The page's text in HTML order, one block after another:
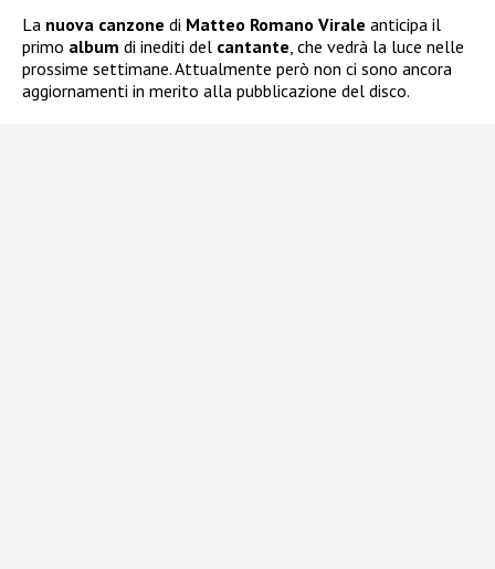
La nuova canzone di Matteo Romano Virale anticipa il
primo album di inediti del cantante , che vedrà la luce nelle
prossime settimane. Attualmente però non ci sono ancora
aggiornamenti in merito alla pubblicazione del disco.